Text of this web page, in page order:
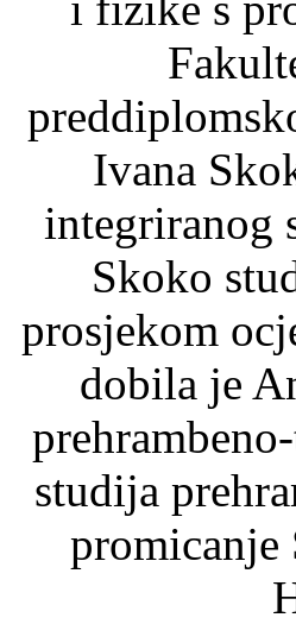
Ivana
integriranog
Skoko
prosjekom
dobila je
studija